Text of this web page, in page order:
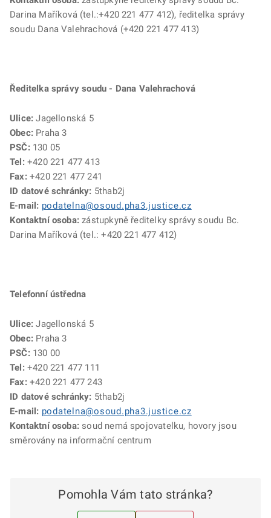
Darina Maříková (tel.:+420 221 477 412), ředitelka správy
soudu Dana Valehrachová (+420 221 477 413)
Ředitelka správy soudu - Dana Valehrachová
Ulice:Jagellonská 5
Obec: Praha 3
PSČ: 130 05
Tel: +420 221 477 413
Fax: +420 221 477 241
ID datové schránky: 5thab2j
E-mail: podatelna@osoud.pha3.justice.cz
Kontaktní osoba:zástupkyně ředitelky správy soudu Bc.
Darina Maříková (tel.: +420 221 477 412)
Telefonní ústředna
Ulice:Jagellonská 5
Obec: Praha 3
PSČ: 130 00
Tel: +420 221 477 111
Fax: +420 221 477 243
ID datové schránky: 5thab2j
E-mail: podatelna@osoud.pha3.justice.cz
Kontaktní osoba: soud nemá spojovatelku, hovory jsou
směrovány na informační centrum
Pomohla Vám tato stránka?